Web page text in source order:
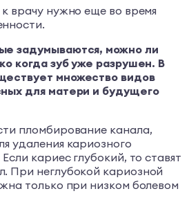
врачу нужно еще во время
задумываются, можно ли
когда зуб уже разрушен. В
множество видов
для матери и будущего
пломбирование канала,
удаления кариозного
кариес глубокий, то ставят
При неглубокой кариозной
только при низком болевом